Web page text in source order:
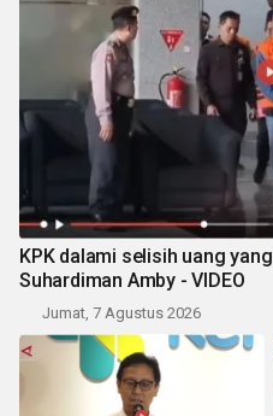
KPK dalami selisih uang
Suhardiman Amby - VIDEO
Jumat, 7 Agustus 2026